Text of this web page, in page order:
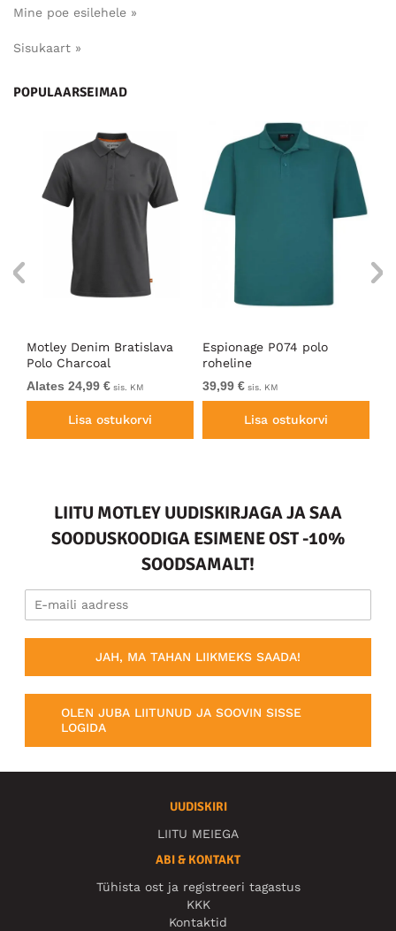
Mine poe esilehele »
Sisukaart »
POPULAARSEIMAD
Motley Denim Bratislava
Polo Charcoal
Alates 24,99 € sis. KM
Lisa ostukorvi
Espionage P074 polo
roheline
39,99 € sis. KM
Lisa ostukorvi
LIITU MOTLEY UUDISKIRJAGA JA SAA
SOODUSKOODIGA ESIMENE OST -10%
SOODSAMALT!
JAH, MA TAHAN LIIKMEKS SAADA!
OLEN JUBA LIITUNUD JA SOOVIN SISSE
LOGIDA
UUDISKIRI
LIITU MEIEGA
ABI & KONTAKT
Tühista ost ja registreeri tagastus
KKK
Kontaktid